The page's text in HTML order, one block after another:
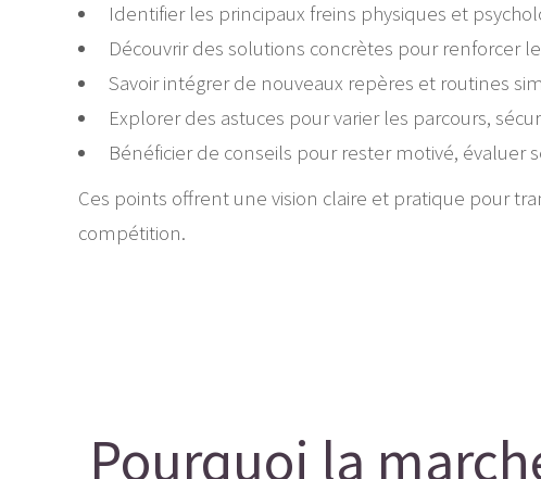
Identifier les principaux freins physiques et
Découvrir des solutions concrètes pour renforcer
Savoir intégrer de nouveaux repères et routines
Explorer des astuces pour varier les parcours,
Bénéficier de conseils pour rester motivé, évaluer
Ces points offrent une vision claire et pratique pour
compétition.
Pourquoi la